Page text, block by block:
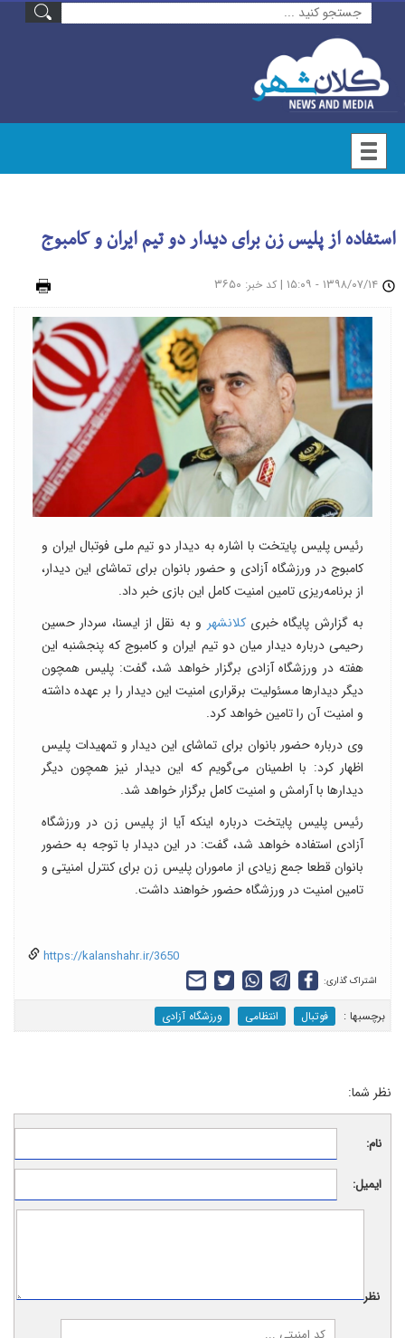
استفاده از پلیس زن برای دیدار دو تیم ایران و کامبوج
| کد خبر: ۳۶۵۰
رئیس پلیس پایتخت با اشاره به دیدار دو تیم ملی فوتبال ایران و
کامبوج در ورزشگاه آزادی و حضور بانوان برای تماشای این دیدار،
از برنامه‌ریزی تامین امنیت کامل این بازی خبر داد.
به گزارش پایگاه خبریکلانشهر و به نقل از ایسنا، سردار حسین
رحیمی درباره دیدار میان دو تیم ایران و کامبوج که پنجشنبه این
هفته در ورزشگاه آزادی برگزار خواهد شد، گفت: پلیس همچون
دیگر دیدارها مسئولیت برقراری امنیت این دیدار را بر عهده داشته
و امنیت آن را تامین خواهد کرد.
وی درباره حضور بانوان برای تماشای این دیدار و تمهیدات پلیس
اظهار کرد: با اطمینان می‌گویم که این دیدار نیز همچون دیگر
دیدارها با آرامش و امنیت کامل برگزار خواهد شد.
رئیس پلیس پایتخت درباره اینکه آیا از پلیس زن در ورزشگاه
آزادی استفاده خواهد شد، گفت: در این دیدار با توجه به حضور
بانوان قطعا جمع زیادی از ماموران پلیس زن برای کنترل امنیتی و
تامین امنیت در ورزشگاه حضور خواهند داشت.
https://kalanshahr.ir/3650
اشتراک گذاری:
برچسب‎ها : فوتبال انتظامی ورزشگاه آزادی
نظر شما:
نام:
ایمیل:
نظر: